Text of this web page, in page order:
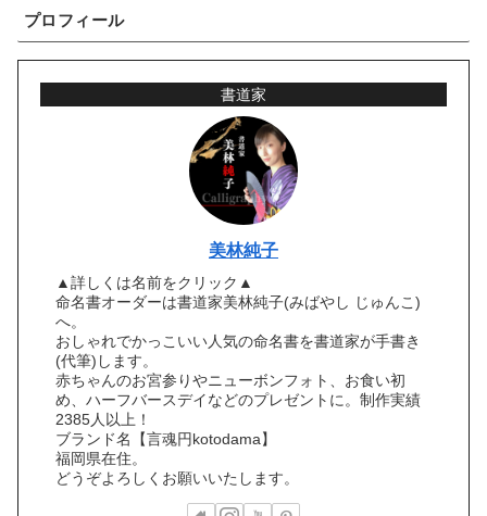
プロフィール
書道家
美林純子
▲詳しくは名前をクリック▲
命名書オーダーは書道家美林純子(みばやし じゅんこ)
へ。
おしゃれでかっこいい人気の命名書を書道家が手書き
(代筆)します。
赤ちゃんのお宮参りやニューボンフォト、お食い初
め、ハーフバースデイなどのプレゼントに。制作実績
2385人以上！
ブランド名【言魂円kotodama】
福岡県在住。
どうぞよろしくお願いいたします。